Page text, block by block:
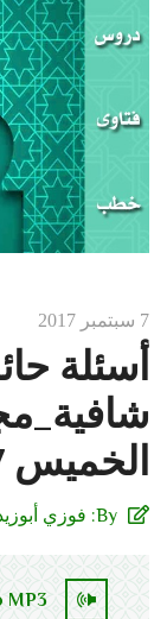
7 سبتمبر 2017
أسئلة
الخميس 7-9-2017
By: فوزي
MP3